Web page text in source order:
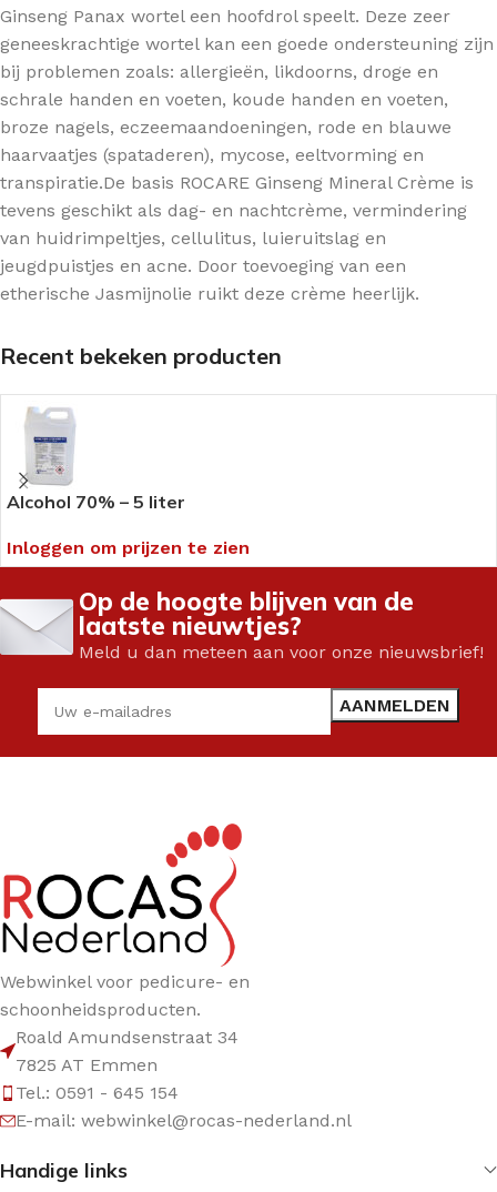
Ginseng Panax wortel een hoofdrol speelt. Deze zeer
geneeskrachtige wortel kan een goede ondersteuning zijn
bij problemen zoals: allergieën, likdoorns, droge en
schrale handen en voeten, koude handen en voeten,
broze nagels, eczeemaandoeningen, rode en blauwe
haarvaatjes (spataderen), mycose, eeltvorming en
transpiratie.De basis ROCARE Ginseng Mineral Crème is
tevens geschikt als dag- en nachtcrème, vermindering
van huidrimpeltjes, cellulitus, luieruitslag en
jeugdpuistjes en acne. Door toevoeging van een
etherische Jasmijnolie ruikt deze crème heerlijk.
Recent bekeken producten
Alcohol 70% – 5 liter
Inloggen om prijzen te zien
Op de hoogte blijven van de
laatste nieuwtjes?
Meld u dan meteen aan voor onze nieuwsbrief!
Webwinkel voor pedicure- en
schoonheidsproducten.
Roald Amundsenstraat 34
7825 AT Emmen
Tel.: 0591 - 645 154
E-mail: webwinkel@rocas-nederland.nl
Handige links